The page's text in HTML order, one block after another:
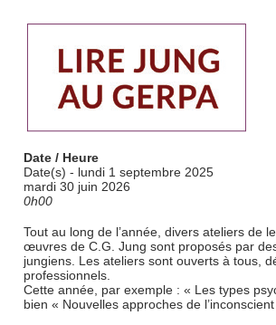
Date / Heure
Date(s) - lundi 1 septembre 2025
mardi 30 juin 2026
0h00
Tout au long de l’année, divers ateliers de
œuvres de C.G. Jung sont proposés par
jungiens. Les ateliers sont ouverts à tous,
professionnels.
Cette année, par exemple : « Les types
bien « Nouvelles approches de